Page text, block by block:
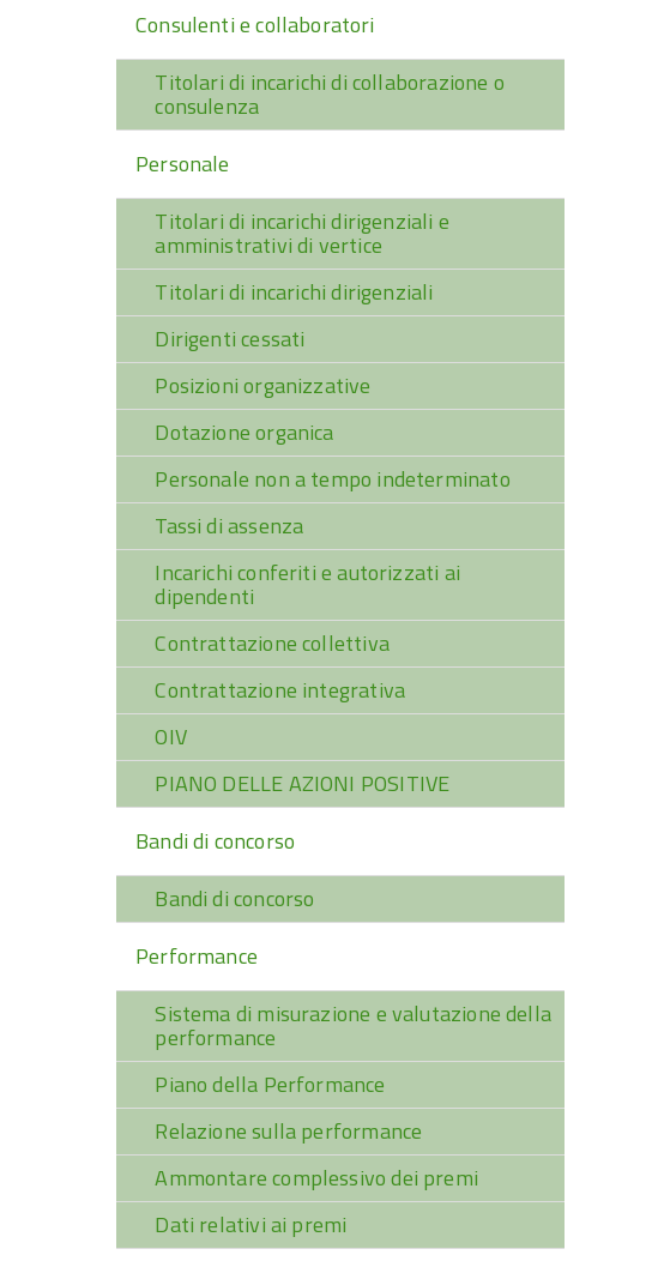
Consulenti e collaboratori
Titolari di incarichi di collaborazione o
consulenza
Personale
Titolari di incarichi dirigenziali e
amministrativi di vertice
Titolari di incarichi dirigenziali
Dirigenti cessati
Posizioni organizzative
Dotazione organica
Personale non a tempo indeterminato
Tassi di assenza
Incarichi conferiti e autorizzati ai
dipendenti
Contrattazione collettiva
Contrattazione integrativa
OIV
PIANO DELLE AZIONI POSITIVE
Bandi di concorso
Bandi di concorso
Performance
Sistema di misurazione e valutazione della
performance
Piano della Performance
Relazione sulla performance
Ammontare complessivo dei premi
Dati relativi ai premi